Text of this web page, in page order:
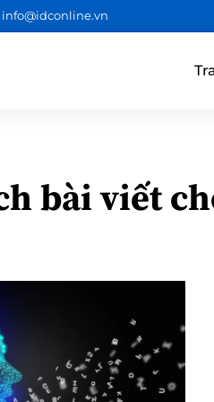
info@idconline.vn
bài viết